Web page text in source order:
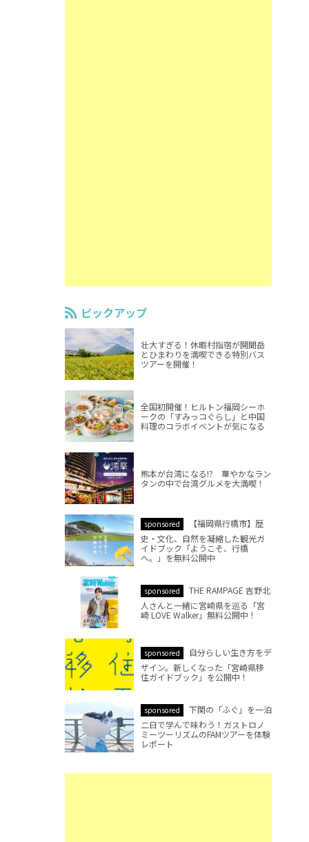
ピックアップ
壮大すぎる！休暇村指宿が開聞岳
とひまわりを満喫できる特別バス
ツアーを開催！
全国初開催！ヒルトン福岡シーホ
ークの「すみっコぐらし」と中国
料理のコラボイベントが気になる
熊本が台湾になる!? 華やかなラン
タンの中で台湾グルメを大満喫！
sponsored
【福岡県行橋市】歴
史・文化、自然を凝縮した観光ガ
イドブック「ようこそ、行橋
へ。」を無料公開中
sponsored
THE RAMPAGE 吉野北
人さんと一緒に宮崎県を巡る「宮
崎 LOVE Walker」無料公開中！
sponsored
自分らしい生き方をデ
ザイン。新しくなった「宮崎県移
住ガイドブック」を公開中！
sponsored
下関の「ふぐ」を一泊
二日で学んで味わう！ガストロノ
ミーツーリズムのFAMツアーを体験
レポート